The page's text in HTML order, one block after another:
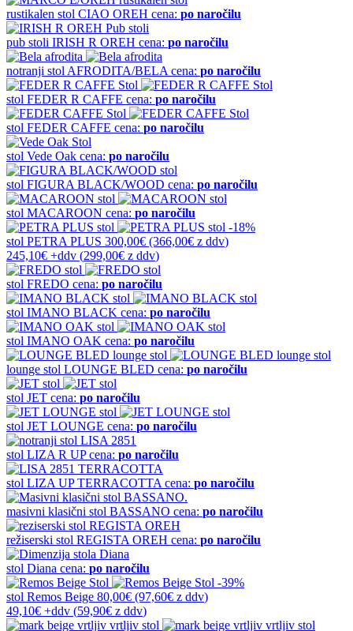
rustikalen stol CIAO OREH cena: po naročilu
pub stoli IRISH R OREH cena: po naročilu
notranji stol AFRODITA/BELA cena: po naročilu
stol FEDER R CAFFE cena: po naročilu
stol FEDER CAFFE cena: po naročilu
stol Vede Oak cena: po naročilu
stol FIGURA BLACK/WOOD cena: po naročilu
stol MACAROON cena: po naročilu
-18%
stol PETRA PLUS 300,00€ (366,00€ z ddv)
245,10€ +ddv (299,00€ z ddv)
stol FREDO cena: po naročilu
stol IMANO BLACK cena: po naročilu
stol IMANO OAK cena: po naročilu
lounge stol LOUNGE BLED cena: po naročilu
stol JET cena: po naročilu
stol JET LOUNGE cena: po naročilu
stol LIZA R UP cena: po naročilu
stol LIZA UP TERRACOTTA cena: po naročilu
masivni klasični stol BASSANO cena: po naročilu
režiserski stol REGISTA OREH cena: po naročilu
stol Diana cena: po naročilu
-39%
stol Remos Beige 80,00€ (97,60€ z ddv)
49,10€ +ddv (59,90€ z ddv)